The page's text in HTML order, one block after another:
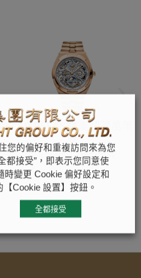
OVERSEAS 鏤雕超薄萬年
曆
Vacheron Constantin
您的偏好和重複訪問來為您
都接受”，即表示您同意使
時變更 Cookie 偏好設定和
Cookie 設置】按鈕。
全都接受